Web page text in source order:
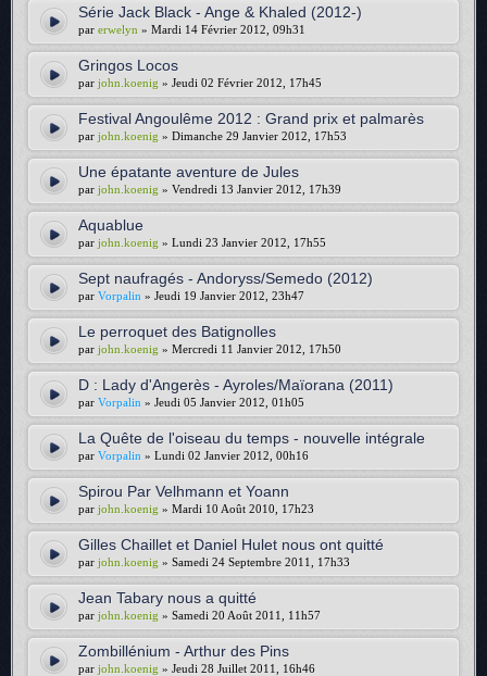
Série Jack Black - Ange & Khaled (2012-)
par erwelyn » Mardi 14 Février 2012, 09h31
Gringos Locos
par john.koenig » Jeudi 02 Février 2012, 17h45
Festival Angoulême 2012 : Grand prix et palmarès
par john.koenig » Dimanche 29 Janvier 2012, 17h53
Une épatante aventure de Jules
par john.koenig » Vendredi 13 Janvier 2012, 17h39
Aquablue
par john.koenig » Lundi 23 Janvier 2012, 17h55
Sept naufragés - Andoryss/Semedo (2012)
par Vorpalin » Jeudi 19 Janvier 2012, 23h47
Le perroquet des Batignolles
par john.koenig » Mercredi 11 Janvier 2012, 17h50
D : Lady d'Angerès - Ayroles/Maïorana (2011)
par Vorpalin » Jeudi 05 Janvier 2012, 01h05
La Quête de l'oiseau du temps - nouvelle intégrale
par Vorpalin » Lundi 02 Janvier 2012, 00h16
Spirou Par Velhmann et Yoann
par john.koenig » Mardi 10 Août 2010, 17h23
Gilles Chaillet et Daniel Hulet nous ont quitté
par john.koenig » Samedi 24 Septembre 2011, 17h33
Jean Tabary nous a quitté
par john.koenig » Samedi 20 Août 2011, 11h57
Zombillénium - Arthur des Pins
par john.koenig » Jeudi 28 Juillet 2011, 16h46